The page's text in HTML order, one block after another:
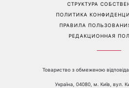
СТРУКТУРА
ПОЛИТИКА
ПРАВИЛА
РЕДАКЦИОННАЯ
Товариство з обмеженою
Україна, 04080, м. Київ, вул.